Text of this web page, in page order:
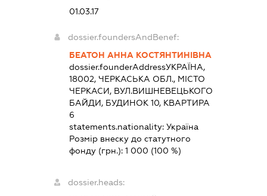
01.03.17
dossier.foundersAndBenef:
БЕАТОН АННА КОСТЯНТИНІВНА
dossier.founderAddressУКРАЇНА,
18002, ЧЕРКАСЬКА ОБЛ., МІСТО
ЧЕРКАСИ, ВУЛ.ВИШНЕВЕЦЬКОГО
БАЙДИ, БУДИНОК 10, КВАРТИРА
6
statements.nationality: Україна
Розмір внеску до статутного
фонду (грн.): 1 000 (100 %)
dossier.heads: